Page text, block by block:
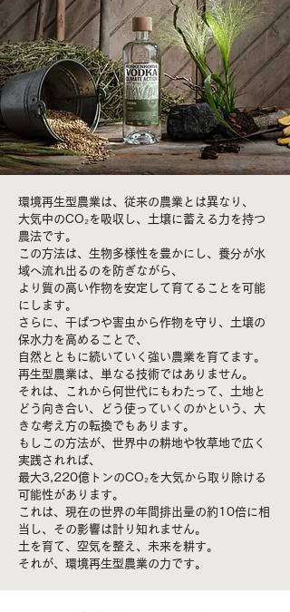
環境再生型農業は、従来の農業とは異なり、
大気中のCO₂を吸収し、土壌に蓄える力を持つ
農法です。
この方法は、生物多様性を豊かにし、養分が水
域へ流れ出るのを防ぎながら、
より質の高い作物を安定して育てることを可能
にします。
さらに、干ばつや害虫から作物を守り、土壌の
保水力を高めることで、
自然とともに続いていく強い農業を育てます。
再生型農業は、単なる技術ではありません。
それは、これから何世代にもわたって、土地と
どう向き合い、どう使っていくのかという、大
きな考え方の転換でもあります。
もしこの方法が、世界中の耕地や牧草地で広く
実践されれば、
最大3,220億トンのCO₂を大気から取り除ける
可能性があります。
これは、現在の世界の年間排出量の約10倍に相
当し、その影響は計り知れません。
土を育て、空気を整え、未来を耕す。
それが、環境再生型農業の力です。